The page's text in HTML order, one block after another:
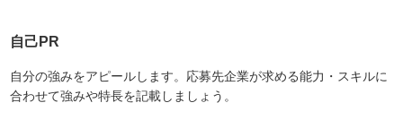
自己PR
自分の強みをアピールします。応募先企業が求める能力・スキルに
合わせて強みや特長を記載しましょう。